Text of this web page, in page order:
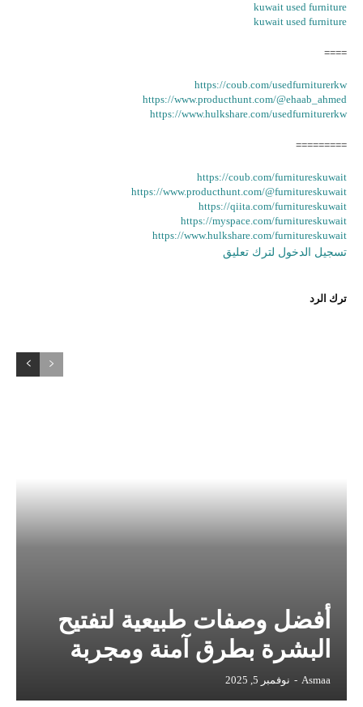
kuwait used furniture
kuwait used furniture
====
https://coub.com/usedfurniturerkw
https://www.producthunt.com/@ehaab_ahmed
https://www.hulkshare.com/usedfurniturerkw
=========
https://coub.com/furnitureskuwait
https://www.producthunt.com/@furnitureskuwait
https://qiita.com/furnitureskuwait
https://myspace.com/furnitureskuwait
https://www.hulkshare.com/furnitureskuwait
تسجيل الدخول لترك تعليق
ترك الرد
أفضل وصفات طبيعية لتفتيح
البشرة بطرق آمنة ومجربة
Asmaa
- نوفمبر 5, 2025